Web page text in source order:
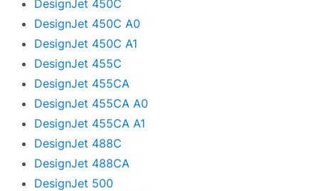
DesignJet 450C
DesignJet 450C A0
DesignJet 450C A1
DesignJet 455C
DesignJet 455CA
DesignJet 455CA A0
DesignJet 455CA A1
DesignJet 488C
DesignJet 488CA
DesignJet 500